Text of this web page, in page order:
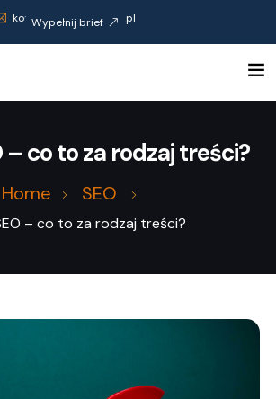
kontakt@trafficpeaks.pl
Wypełnij brief
– co to za rodzaj treści?
Home SEO
– co to za rodzaj treści?